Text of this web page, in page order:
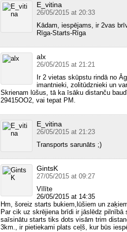
E_vitina
26/05/2015 at 20:33
Kādam, iespējams, ir 2vas
Rīga-Starts-Rīga
alx
26/05/2015 at 21:21
Ir 2 vietas skūpstu rindā no
imantnieki, zolitūdznieki un
Skrienam lūšus, tā ka īsāku distanču
29415OO2, vai tepat PM.
E_vitina
26/05/2015 at 21:23
Transports sarunāts ;)
GintsK
27/05/2015 at 09:27
Vīlīte
26/05/2015 at 14:35
Hm, šoreiz starts bukiem,lūšiem un
Par cik uz skrējiena brīdi ir jāslēdz
saīsinātu starts tiks dots visām trim
3km., ir pietiekami plats ceļš, kur būs